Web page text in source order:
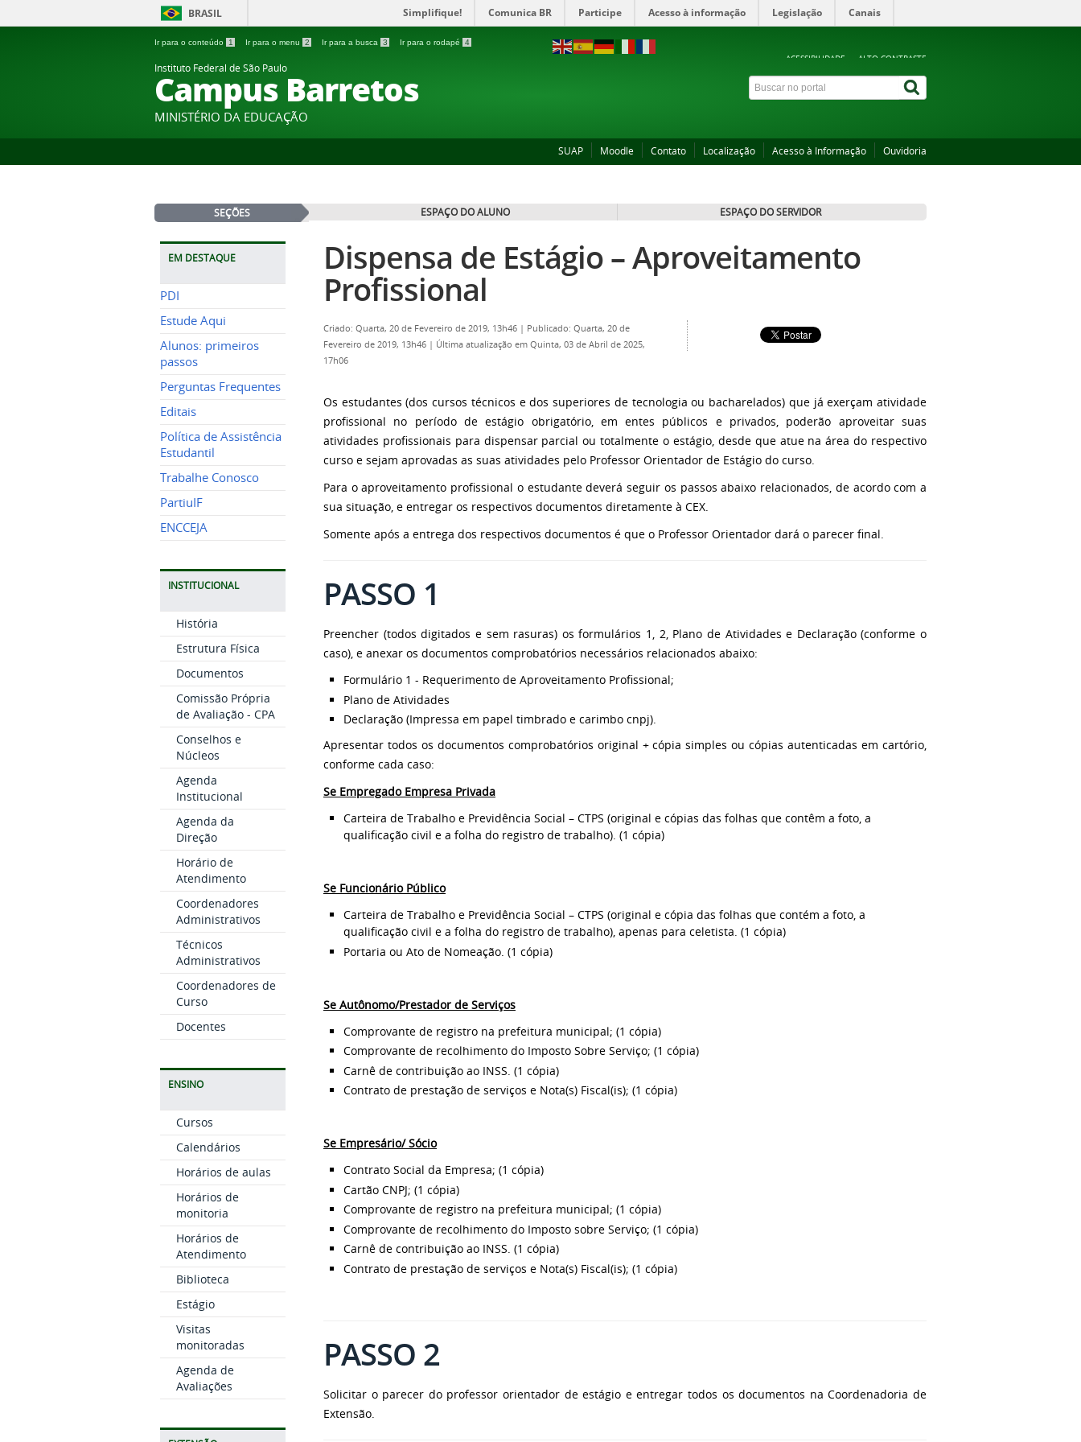
BRASIL Simplifique! Comunica BR Participe Acesso à informação Legislação Canais
Ir para o conteúdo 1 Ir para o menu 2 Ir para a busca 3 Ir para o rodapé 4
ACESSIBILIDADE ALTO CONTRASTE
Instituto Federal de São Paulo
Campus Barretos
MINISTÉRIO DA EDUCAÇÃO
SUAP Moodle Contato Localização Acesso à Informação Ouvidoria
SEÇÕES ESPAÇO DO ALUNO ESPAÇO DO SERVIDOR
EM DESTAQUE
PDI
Estude Aqui
Alunos: primeiros
passos
Perguntas Frequentes
Editais
Política de Assistência
Estudantil
Trabalhe Conosco
PartiuIF
ENCCEJA
INSTITUCIONAL
História
Estrutura Física
Documentos
Comissão Própria
de Avaliação - CPA
Conselhos e
Núcleos
Agenda
Institucional
Agenda da
Direção
Horário de
Atendimento
Coordenadores
Administrativos
Técnicos
Administrativos
Coordenadores de
Curso
Docentes
ENSINO
Cursos
Calendários
Horários de aulas
Horários de
monitoria
Horários de
Atendimento
Biblioteca
Estágio
Visitas
monitoradas
Agenda de
Avaliações
Dispensa de Estágio – Aproveitamento
Profissional
Criado: Quarta, 20 de Fevereiro de 2019, 13h46 | Publicado: Quarta, 20 de
Fevereiro de 2019, 13h46 | Última atualização em Quinta, 03 de Abril de 2025,
17h06
Os estudantes (dos cursos técnicos e dos superiores de tecnologia ou bacharelados) que já exerçam atividade
profissional no período de estágio obrigatório, em entes públicos e privados, poderão aproveitar suas
atividades profissionais para dispensar parcial ou totalmente o estágio, desde que atue na área do respectivo
curso e sejam aprovadas as suas atividades pelo Professor Orientador de Estágio do curso.
Para o aproveitamento profissional o estudante deverá seguir os passos abaixo relacionados, de acordo com a
sua situação, e entregar os respectivos documentos diretamente à CEX.
Somente após a entrega dos respectivos documentos é que o Professor Orientador dará o parecer final.
PASSO 1
Preencher (todos digitados e sem rasuras) os formulários 1, 2, Plano de Atividades e Declaração (conforme o
caso), e anexar os documentos comprobatórios necessários relacionados abaixo:
Formulário 1 - Requerimento de Aproveitamento Profissional;
Plano de Atividades
Declaração (Impressa em papel timbrado e carimbo cnpj).
Apresentar todos os documentos comprobatórios original + cópia simples ou cópias autenticadas em cartório,
conforme cada caso:
Se Empregado Empresa Privada
Carteira de Trabalho e Previdência Social – CTPS (original e cópias das folhas que contêm a foto, a
qualificação civil e a folha do registro de trabalho). (1 cópia)
Se Funcionário Público
Carteira de Trabalho e Previdência Social – CTPS (original e cópia das folhas que contém a foto, a
qualificação civil e a folha do registro de trabalho), apenas para celetista. (1 cópia)
Portaria ou Ato de Nomeação. (1 cópia)
Se Autônomo/Prestador de Serviços
Comprovante de registro na prefeitura municipal; (1 cópia)
Comprovante de recolhimento do Imposto Sobre Serviço; (1 cópia)
Carnê de contribuição ao INSS. (1 cópia)
Contrato de prestação de serviços e Nota(s) Fiscal(is); (1 cópia)
Se Empresário/ Sócio
Contrato Social da Empresa; (1 cópia)
Cartão CNPJ; (1 cópia)
Comprovante de registro na prefeitura municipal; (1 cópia)
Comprovante de recolhimento do Imposto sobre Serviço; (1 cópia)
Carnê de contribuição ao INSS. (1 cópia)
Contrato de prestação de serviços e Nota(s) Fiscal(is); (1 cópia)
PASSO 2
Solicitar o parecer do professor orientador de estágio e entregar todos os documentos na Coordenadoria de
Extensão.